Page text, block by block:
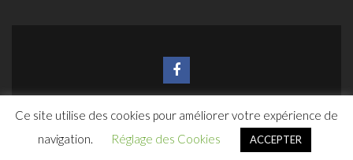
Lien
Facebook
www.test-psychotechnique-en-ligne.fr
Zerif Lite Développé par ThemeIsle
Ce site utilise des cookies pour améliorer votre expérience de
navigation.
Réglage des Cookies ACCEPTER